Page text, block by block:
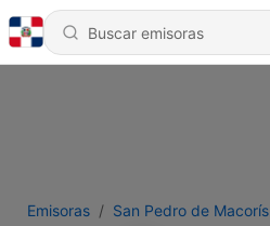
Emisoras San Pedro de Macorís